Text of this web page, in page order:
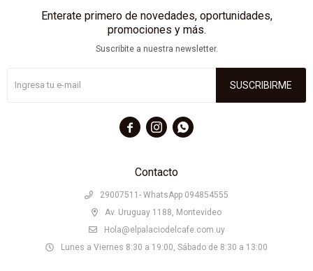
Contacto
29007511- WhatsApp 094854555
Av. Uruguay 1188, Montevideo
Hola@elpalaciodelcafe.com.uy
Lunes a Viernes 8:30 a 19:00, Sábado de 8:30 a 13:00
Enterate primero de novedades, oportunidades,
promociones y más.
Suscribite a nuestra newsletter.
SUSCRIBIRME
  